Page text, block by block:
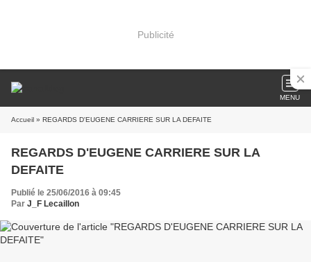
Publicité
MENU
Accueil » REGARDS D'EUGENE CARRIERE SUR LA DEFAITE
REGARDS D'EUGENE CARRIERE SUR LA
DEFAITE
Publié le 25/06/2016 à 09:45
Par J_F Lecaillon